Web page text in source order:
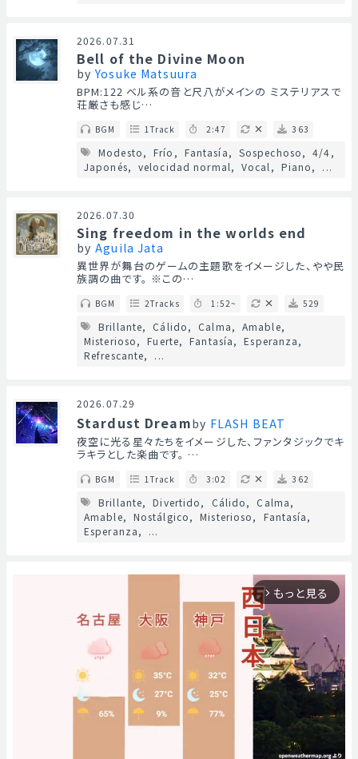
2026.07.31
Bell of the Divine Moon
by Yosuke Matsuura
BPM:122 ベル系の音と尺八がメインの ミステリアスで
荘厳さも感じ…
BGM 1Track 2:47 363
Modesto Frío Fantasía Sospechoso
4/4
Japonés
velocidad normal Vocal Piano ...
2026.07.30
Sing freedom in the worlds end
by Aguila Jata
異世界が舞台のゲームの主題歌をイメージした、やや民
族調の曲です。 ※この…
BGM 2Tracks 1:52~ 529
Brillante Cálido Calma
Amable
Misterioso
Fuerte Fantasía
Esperanza
Refrescante
...
2026.07.29
Stardust Dreamby FLASH BEAT
夜空に光る星々たちをイメージした、ファンタジックでキ
ラキラとした楽曲です。 …
BGM 1Track 3:02 362
Brillante Divertido Cálido
Calma
Amable
Nostálgico Misterioso
Fantasía
Esperanza
...
arrow_forward_ios もっと見る